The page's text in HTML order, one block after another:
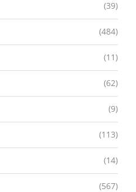
(39)
(484)
(11)
(62)
(9)
(113)
(14)
(567)